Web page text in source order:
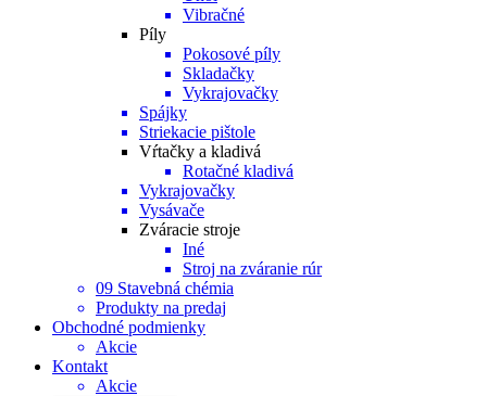
Vibračné
Píly
Pokosové píly
Skladačky
Vykrajovačky
Spájky
Striekacie pištole
Vŕtačky a kladivá
Rotačné kladivá
Vykrajovačky
Vysávače
Zváracie stroje
Iné
Stroj na zváranie rúr
09 Stavebná chémia
Produkty na predaj
Obchodné podmienky
Akcie
Kontakt
Akcie